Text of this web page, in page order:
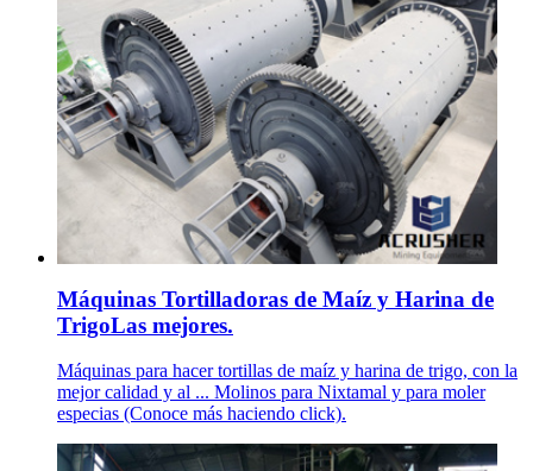
Máquinas Tortilladoras de Maíz y Harina de
TrigoLas mejores.
Máquinas para hacer tortillas de maíz y harina de trigo, con la
mejor calidad y al ... Molinos para Nixtamal y para moler
especias (Conoce más haciendo click).